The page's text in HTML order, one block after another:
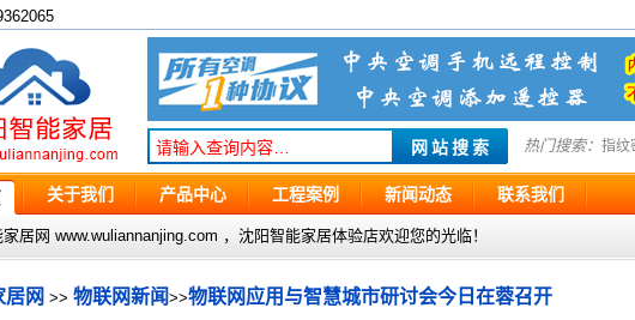
热门搜索： 指纹
关于我们 产品中心 工程案例 新闻动态 联系我们
居网 www.wuliannanjing.com ，沈阳智能家居体验店欢迎您的光临！
居网 >>物联网新闻>>物联网应用与智慧城市研讨会今日在蓉召开